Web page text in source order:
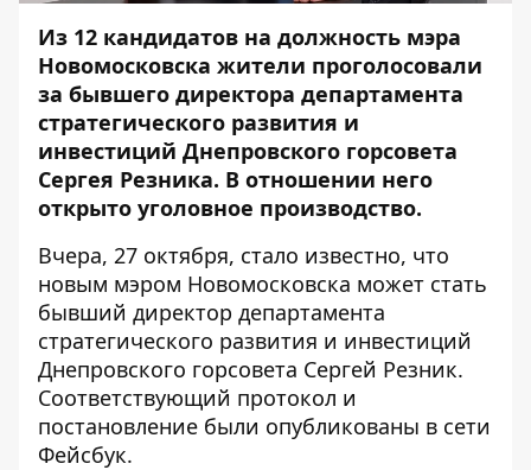
Из 12 кандидатов на должность мэра
Новомосковска жители проголосовали
за бывшего директора департамента
стратегического развития и
инвестиций Днепровского горсовета
Сергея Резника. В отношении него
открыто уголовное производство.
Вчера, 27 октября, стало известно, что
новым мэром Новомосковска может стать
бывший директор департамента
стратегического развития и инвестиций
Днепровского горсовета Сергей Резник.
Соответствующий протокол и
постановление были опубликованы в сети
Фейсбук.